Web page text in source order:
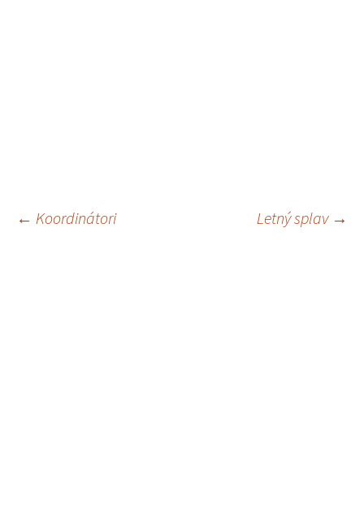
Navigácia
← Koordinátori Letný splav →